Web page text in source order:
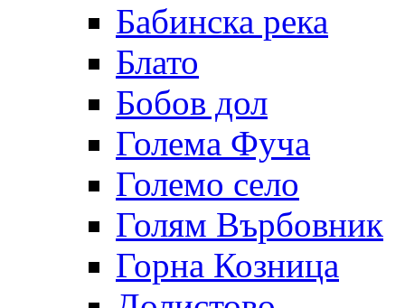
Бабинска река
Блато
Бобов дол
Голема Фуча
Големо село
Голям Върбовник
Горна Козница